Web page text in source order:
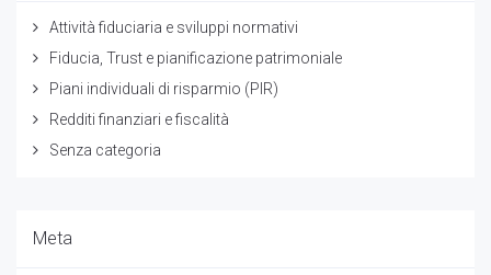
Attività fiduciaria e sviluppi normativi
Fiducia, Trust e pianificazione patrimoniale
Piani individuali di risparmio (PIR)
Redditi finanziari e fiscalità
Senza categoria
Meta